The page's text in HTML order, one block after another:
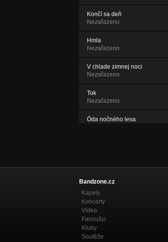
Končí sa deň
Nezařazeno
Hmla
Nezařazeno
V chlade zimnej noci
Nezařazeno
Tok
Nezařazeno
Óda nočného lesa
Bandzone.cz
Kapely
Koncerty
Videa
Fanoušci
Kluby
Soutěže